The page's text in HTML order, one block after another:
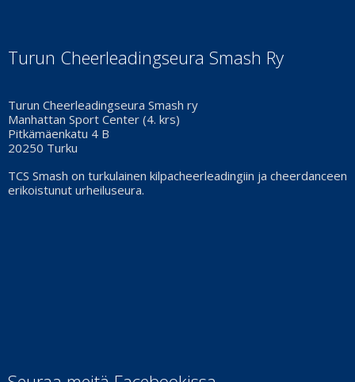
Turun Cheerleadingseura Smash Ry
Turun Cheerleadingseura Smash ry
Manhattan Sport Center (4. krs)
Pitkämäenkatu 4 B
20250 Turku
TCS Smash on turkulainen kilpacheerleadingiin ja cheerdanceen
erikoistunut urheiluseura.